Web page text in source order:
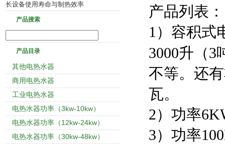
长设备使用寿命与制热效率
产品搜索
产品目录
其他电热水器
商用电热水器
工业电热水器
电热水器功率（3kw-10kw）
电热水器功率（12kw-24kw）
电热水器功率（30kw-48kw）
产品列表：
1）容积式
3000升（3
不等。还
瓦。
2）功率
3）功率